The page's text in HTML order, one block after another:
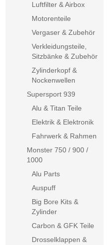
Luftfilter & Airbox
Motorenteile
Vergaser & Zubehör
Verkleidungsteile,
Sitzbänke & Zubehör
Zylinderkopf &
Nockenwellen
Supersport 939
Alu & Titan Teile
Elektrik & Elektronik
Fahrwerk & Rahmen
Monster 750 / 900 /
1000
Alu Parts
Auspuff
Big Bore Kits &
Zylinder
Carbon & GFK Teile
Drosselklappen &